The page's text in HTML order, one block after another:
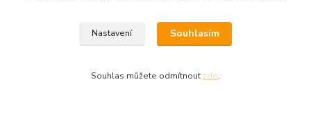
West4us.cz - dovoz z U.S.A.
+420 777 327 627
Nastavení Souhlasím
Souhlas můžete odmítnout zde.